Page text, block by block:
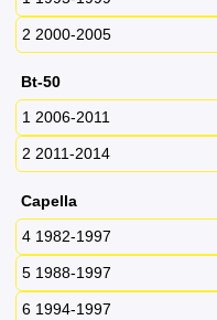
2 2000-2005
Bt-50
1 2006-2011
2 2011-2014
Capella
4 1982-1997
5 1988-1997
6 1994-1997